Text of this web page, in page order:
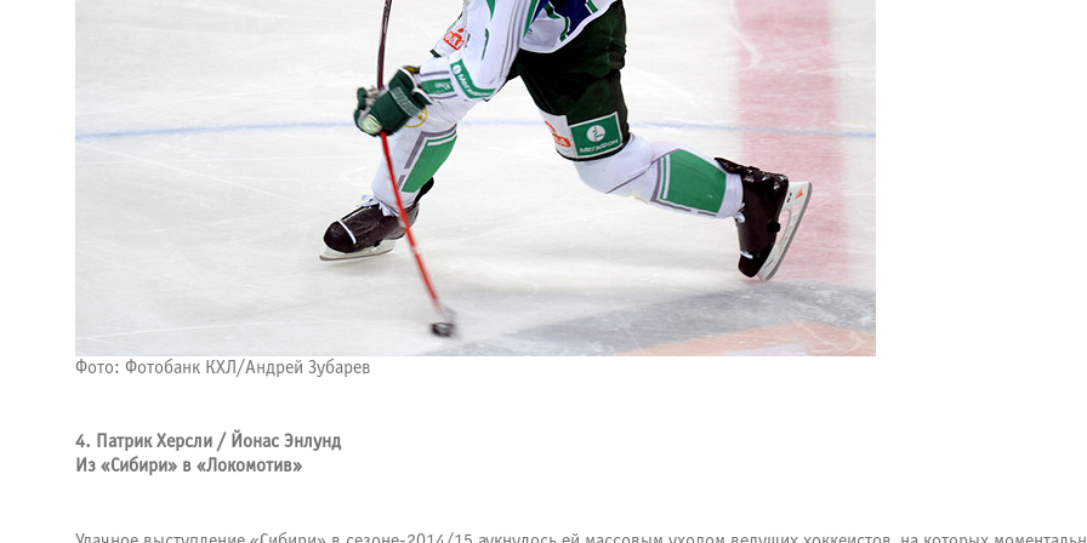
Фото: Фотобанк КХЛ/Андрей Зубарев
4. Патрик Херсли / Йонас Энлунд
Из «Сибири» в «Локомотив»